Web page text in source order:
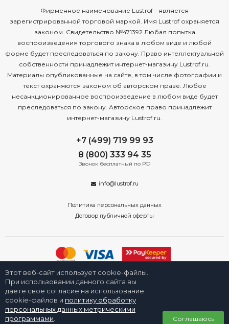
Фирменное наименование Lustrof - является
зарегистрированной торговой маркой. Имя Lustrof охраняется
законом. Свидетельство №471392 Любая попытка
воспроизведения торгового знака в любом виде и любой
форме будет преследоваться по закону. Право интеллектуальной
собственности принадлежит интернет-магазину Lustrof.ru.
Материалы опубликованные на сайте, в том числе фотографии и
текст охраняются законом об авторском праве. Любое
несанкционированное воспроизведение в любом виде будет
преследоваться по закону. Авторское право принадлежит
интернет-магазину Lustrof.ru.
+7 (499) 719 99 93
8 (800) 333 94 35
Звонок бесплатный по РФ
info@lustrof.ru
Политика персональных данных
Договор публичной оферты
2008-2026 © Интернет-магазин «Люстроф» в Новосибирске - приборы
освещения для дома и улицы. Все права защищены.
Этот веб-сайт использует cookie-файлы.
При использовании данного сайта вы
даете свое согласие на использование
cookie-файлов и политику обработку
персональных данных метрическими
программами
Соглашаюсь